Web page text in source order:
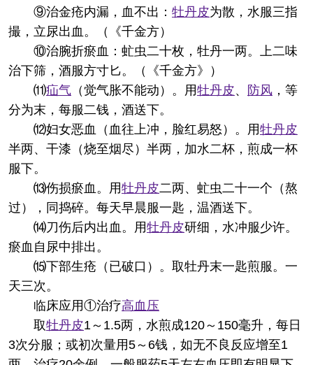
⑨治金疮内漏，血不出： 牡丹皮为散，水服三指
撮，立尿出血。（《千金方）
⑩治腕折瘀血：虻虫二十枚，牡丹一两。上二味
治下筛，酒服方寸匕。（《千金方》）
⑾疝气 （觉气胀不能动）。用牡丹皮、 防风 ，等
分为末，每服二钱，酒送下。
⑿妇女恶血（血往上冲，脸红易怒）。用牡丹皮
半两、干漆（烧至烟尽）半两，加水二杯，煎成一杯
服下。
⒀伤损瘀血。用牡丹皮二两、虻虫二十一个（熬
过），同捣碎。每天早晨服一匙，温酒送下。
⒁刀伤后内出血。用牡丹皮研细，水冲服少许。
瘀血自尿中排出。
⒂下部生疮（已破口）。取牡丹末一匙煎服。一
天三次。
临床应用①治疗高血压
取牡丹皮1～1.5两，水煎成120～150毫升，每日
3次分服；或初次量用5～6钱，如无不良反应增至1